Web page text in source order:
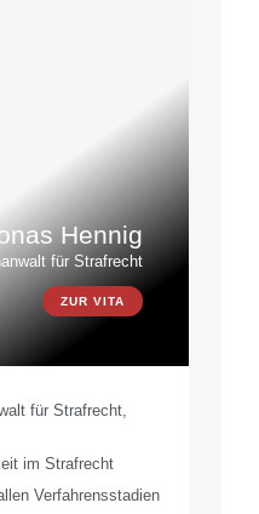
Hennig
für Strafrecht
ZUR VITA
für Strafrecht,
im Strafrecht
Verfahrensstadien